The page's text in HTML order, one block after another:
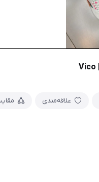
علاقه‌مندی